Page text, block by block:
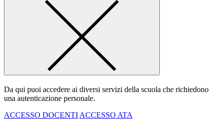
Da qui puoi accedere ai diversi servizi della scuola che richiedono
una autenticazione personale.
ACCESSO DOCENTI ACCESSO ATA